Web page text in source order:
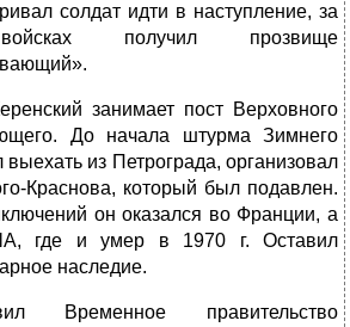
солдат идти в наступление, за
получил прозвище
занимает пост Верховного
До начала штурма Зимнего
выехать из Петрограда, организовал
Крас­нова, который был подавлен.
он ока­зался во Франции, а
где и умер в 1970 г. Оста­вил
наследие.
Временное правительство